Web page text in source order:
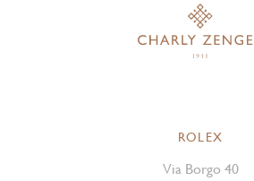
ROLEX
Via Borgo 40